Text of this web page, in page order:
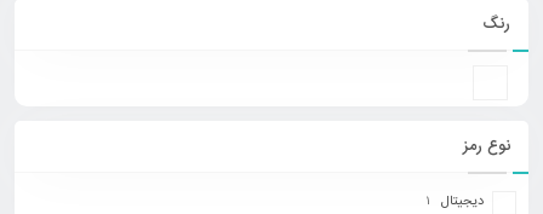
به
سبد
رنگ
نوع رمز
دیجیتال 1